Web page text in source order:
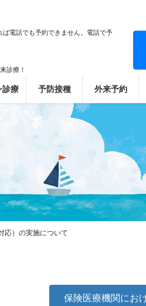
電話でも予約できません。電話で予
診療！
診療 予防接種 外来予約
応）の実施について
保険医療機関にお